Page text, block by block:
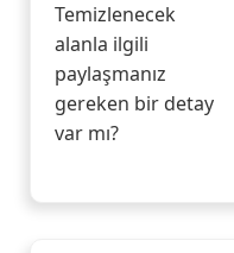
Temizlenecek
alanla ilgili
paylaşmanız
gereken bir detay
var mı?